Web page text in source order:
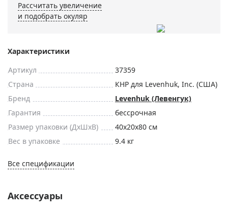
Рассчитать увеличение
и подобрать окуляр
Характеристики
Артикул
37359
Страна
КНР для Levenhuk, Inc. (США)
Бренд
Levenhuk (Левенгук)
Гарантия
бессрочная
Размер упаковки (ДxШxВ)
40x20x80 см
Вес в упаковке
9.4 кг
Все спецификации
Аксессуары